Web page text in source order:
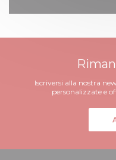
Iscriversi alla nostra
personalizzate e